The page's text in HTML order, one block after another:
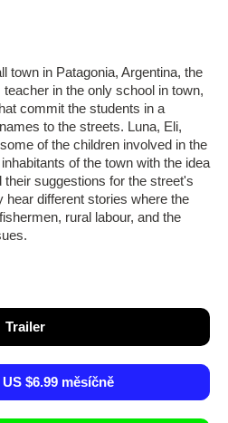
town in Patagonia, Argentina, the
in the only school in town,
commit the students in a
to the streets. Luna, Eli,
of the children involved in the
of the town with the idea
suggestions for the street's
hear different stories where the
rural labour, and the
Trailer
$6.99 měsíčně